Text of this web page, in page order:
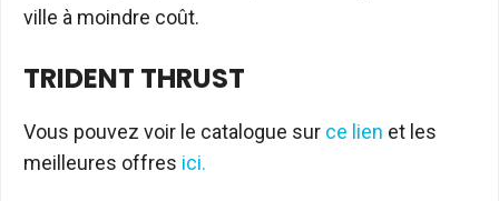
ville à moindre coût.
TRIDENT THRUST
Vous pouvez voir le catalogue sur ce lien et les
meilleures offres ici.